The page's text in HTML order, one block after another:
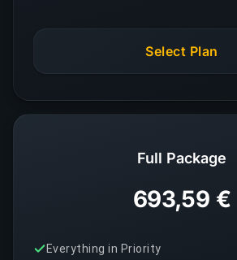
Select Plan
Full Package
693,59 €
Everything in Priority